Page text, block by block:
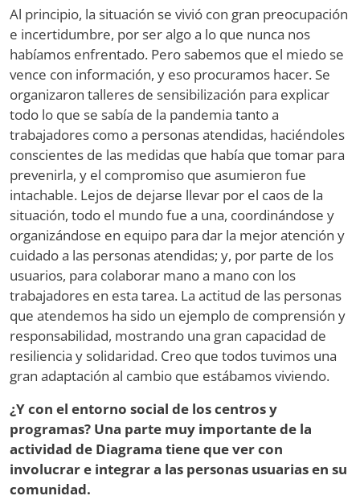
Al principio, la situación se vivió con gran preocupación
e incertidumbre, por ser algo a lo que nunca nos
habíamos enfrentado. Pero sabemos que el miedo se
vence con información, y eso procuramos hacer. Se
organizaron talleres de sensibilización para explicar
todo lo que se sabía de la pandemia tanto a
trabajadores como a personas atendidas, haciéndoles
conscientes de las medidas que había que tomar para
prevenirla, y el compromiso que asumieron fue
intachable. Lejos de dejarse llevar por el caos de la
situación, todo el mundo fue a una, coordinándose y
organizándose en equipo para dar la mejor atención y
cuidado a las personas atendidas; y, por parte de los
usuarios, para colaborar mano a mano con los
trabajadores en esta tarea. La actitud de las personas
que atendemos ha sido un ejemplo de comprensión y
responsabilidad, mostrando una gran capacidad de
resiliencia y solidaridad. Creo que todos tuvimos una
gran adaptación al cambio que estábamos viviendo.
¿Y con el entorno social de los centros y
programas? Una parte muy importante de la
actividad de Diagrama tiene que ver con
involucrar e integrar a las personas usuarias en su
comunidad.